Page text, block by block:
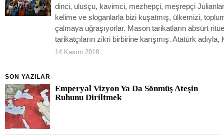
dinci, ulusçu, kavimci, mezhepçi, meşrepçi
kelime ve sloganlarla bizi kuşatmış, ülkemizi,
çalmaya uğraşıyorlar. Mason tarikatların absürt
tarikatçıların zikri birbirine karışmış. Atatürk adıyla,
14 Kasım 2018
SON YAZILAR
Emperyal Vizyon Ya Da Sönmüş Ateşin
Ruhunu Diriltmek